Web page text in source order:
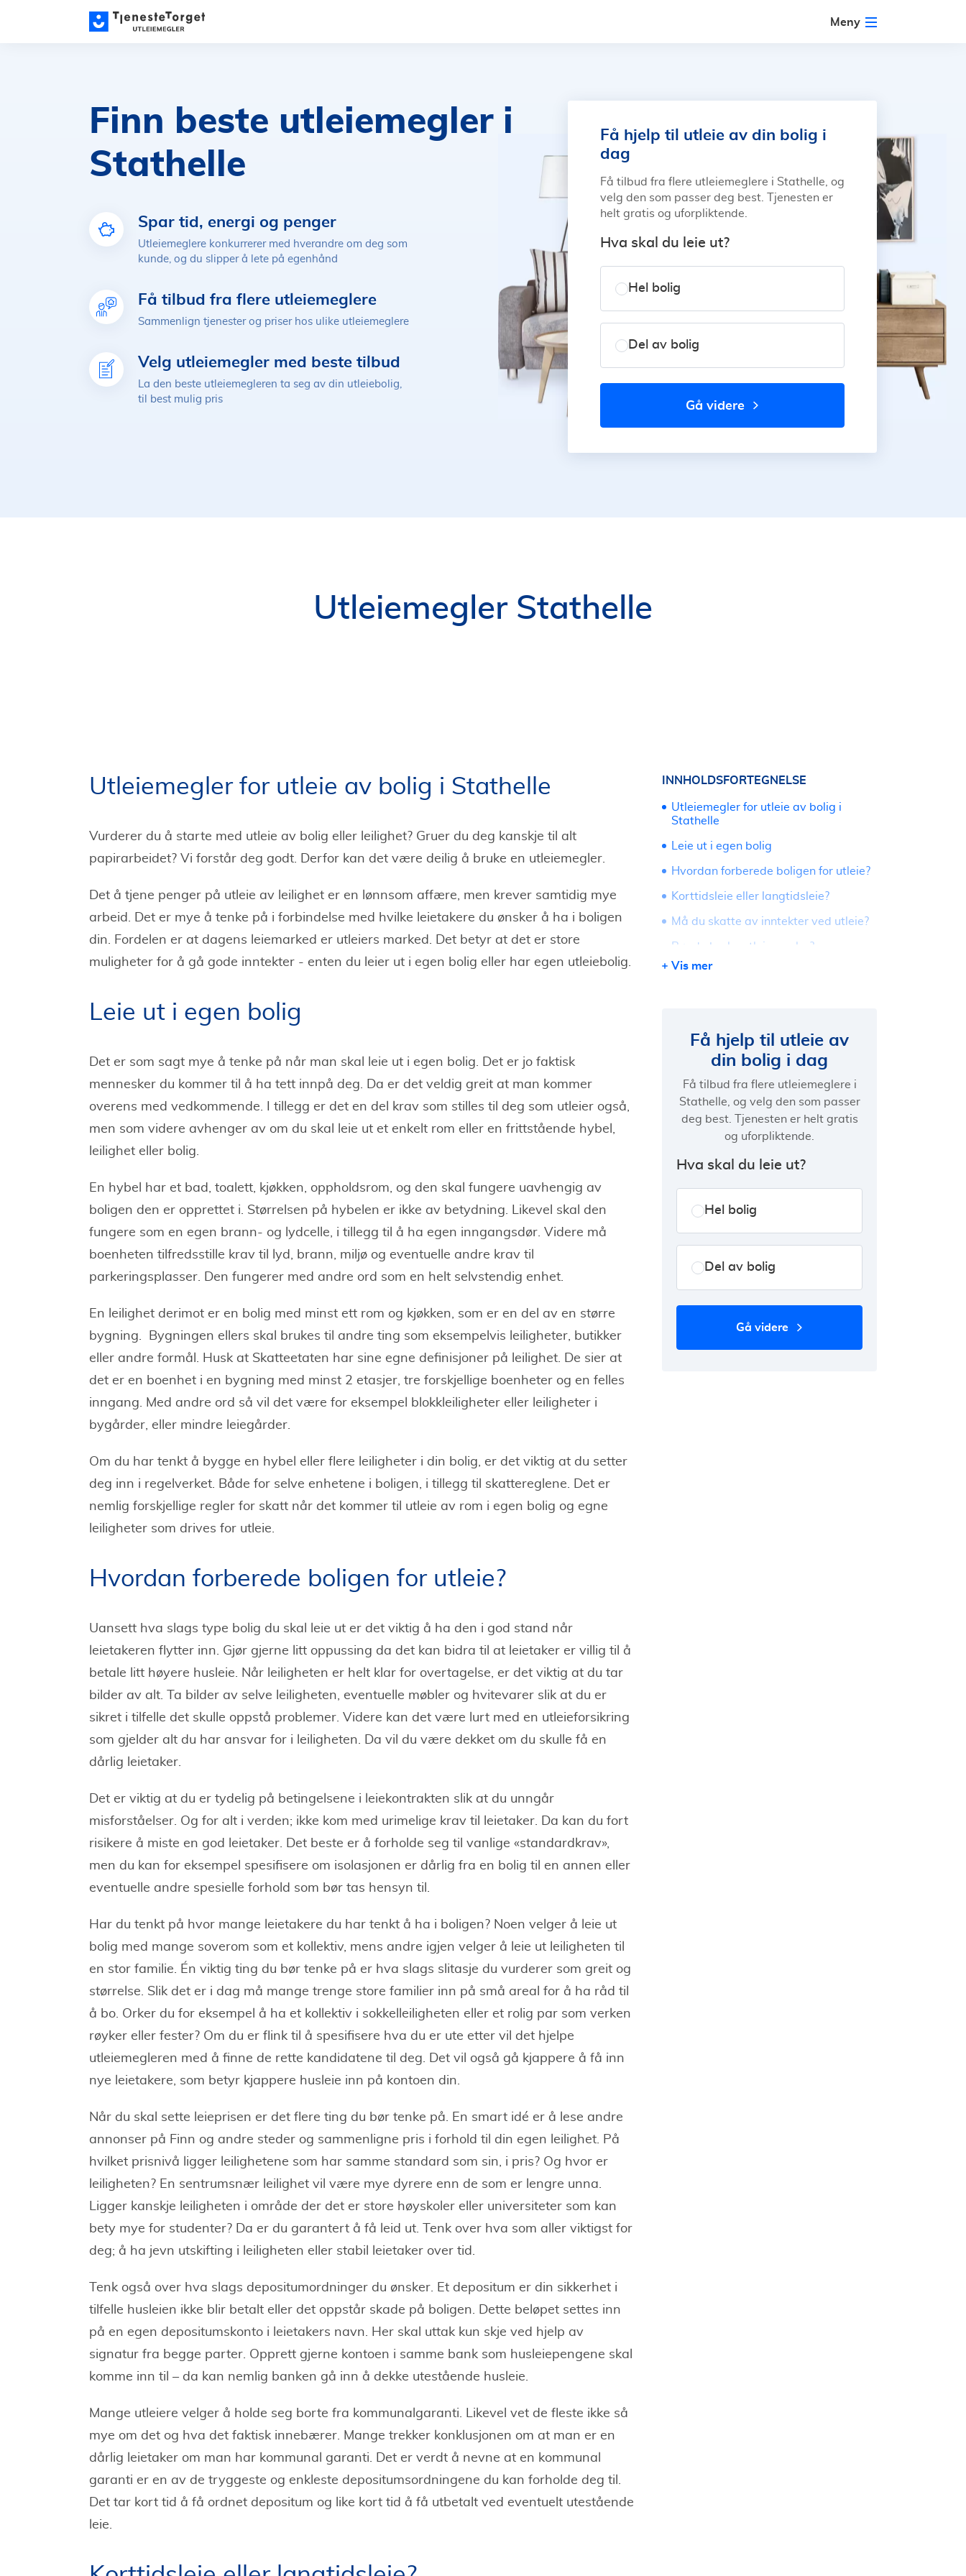
Meny
Finn beste utleiemegleri
Stathelle
Spar tid, energi og penger
Utleiemeglere konkurrerer med hverandre om deg som
kunde, og du slipper å lete på egenhånd
Få tilbud fra flere utleiemeglere
Sammenlign tjenester og priser hos ulike utleiemeglere
Velg utleiemegler med beste tilbud
La den beste utleiemegleren ta seg av din utleiebolig,
til best mulig pris
Få hjelp til utleie av din bolig i
dag
Få tilbud fra flere utleiemeglere i Stathelle, og
velg den som passer deg best. Tjenesten er
helt gratis og uforpliktende.
Hva skal du leie ut?
Hel bolig
Del av bolig
gå videre
Utleiemegler Stathelle
Utleiemegler for utleie av bolig i Stathelle
Vurderer du å starte med utleie av bolig eller leilighet? Gruer du deg kanskje til alt
papirarbeidet? Vi forstår deg godt. Derfor kan det være deilig å bruke en utleiemegler.
Det å tjene penger på utleie av leilighet er en lønnsom affære, men krever samtidig mye
arbeid. Det er mye å tenke på i forbindelse med hvilke leietakere du ønsker å ha i boligen
din. Fordelen er at dagens leiemarked er utleiers marked. Det betyr at det er store
muligheter for å gå gode inntekter - enten du leier ut i egen bolig eller har egen utleiebolig.
Leie ut i egen bolig
Det er som sagt mye å tenke på når man skal leie ut i egen bolig. Det er jo faktisk
mennesker du kommer til å ha tett innpå deg. Da er det veldig greit at man kommer
overens med vedkommende. I tillegg er det en del krav som stilles til deg som utleier også,
men som videre avhenger av om du skal leie ut et enkelt rom eller en frittstående hybel,
leilighet eller bolig.
En hybel har et bad, toalett, kjøkken, oppholdsrom, og den skal fungere uavhengig av
boligen den er opprettet i. Størrelsen på hybelen er ikke av betydning. Likevel skal den
fungere som en egen brann- og lydcelle, i tillegg til å ha egen inngangsdør. Videre må
boenheten tilfredsstille krav til lyd, brann, miljø og eventuelle andre krav til
parkeringsplasser. Den fungerer med andre ord som en helt selvstendig enhet.
En leilighet derimot er en bolig med minst ett rom og kjøkken, som er en del av en større
bygning. Bygningen ellers skal brukes til andre ting som eksempelvis leiligheter, butikker
eller andre formål. Husk at Skatteetaten har sine egne definisjoner på leilighet. De sier at
det er en boenhet i en bygning med minst 2 etasjer, tre forskjellige boenheter og en felles
inngang. Med andre ord så vil det være for eksempel blokkleiligheter eller leiligheter i
bygårder, eller mindre leiegårder.
Om du har tenkt å bygge en hybel eller flere leiligheter i din bolig, er det viktig at du setter
deg inn i regelverket. Både for selve enhetene i boligen, i tillegg til skattereglene. Det er
nemlig forskjellige regler for skatt når det kommer til utleie av rom i egen bolig og egne
leiligheter som drives for utleie.
Hvordan forberede boligen for utleie?
Uansett hva slags type bolig du skal leie ut er det viktig å ha den i god stand når
leietakeren flytter inn. Gjør gjerne litt oppussing da det kan bidra til at leietaker er villig til å
betale litt høyere husleie. Når leiligheten er helt klar for overtagelse, er det viktig at du tar
bilder av alt. Ta bilder av selve leiligheten, eventuelle møbler og hvitevarer slik at du er
sikret i tilfelle det skulle oppstå problemer. Videre kan det være lurt med en utleieforsikring
som gjelder alt du har ansvar for i leiligheten. Da vil du være dekket om du skulle få en
dårlig leietaker.
Det er viktig at du er tydelig på betingelsene i leiekontrakten slik at du unngår
misforståelser. Og for alt i verden; ikke kom med urimelige krav til leietaker. Da kan du fort
risikere å miste en god leietaker. Det beste er å forholde seg til vanlige «standardkrav»,
men du kan for eksempel spesifisere om isolasjonen er dårlig fra en bolig til en annen eller
eventuelle andre spesielle forhold som bør tas hensyn til.
Har du tenkt på hvor mange leietakere du har tenkt å ha i boligen? Noen velger å leie ut
bolig med mange soverom som et kollektiv, mens andre igjen velger å leie ut leiligheten til
en stor familie. Én viktig ting du bør tenke på er hva slags slitasje du vurderer som greit og
størrelse. Slik det er i dag må mange trenge store familier inn på små areal for å ha råd til
å bo. Orker du for eksempel å ha et kollektiv i sokkelleiligheten eller et rolig par som verken
røyker eller fester? Om du er flink til å spesifisere hva du er ute etter vil det hjelpe
utleiemegleren med å finne de rette kandidatene til deg. Det vil også gå kjappere å få inn
nye leietakere, som betyr kjappere husleie inn på kontoen din.
Når du skal sette leieprisen er det flere ting du bør tenke på. En smart idé er å lese andre
annonser på Finn og andre steder og sammenligne pris i forhold til din egen leilighet. På
hvilket prisnivå ligger leilighetene som har samme standard som sin, i pris? Og hvor er
leiligheten? En sentrumsnær leilighet vil være mye dyrere enn de som er lengre unna.
Ligger kanskje leiligheten i område der det er store høyskoler eller universiteter som kan
bety mye for studenter? Da er du garantert å få leid ut. Tenk over hva som aller viktigst for
deg; å ha jevn utskifting i leiligheten eller stabil leietaker over tid.
Tenk også over hva slags depositumordninger du ønsker. Et depositum er din sikkerhet i
tilfelle husleien ikke blir betalt eller det oppstår skade på boligen. Dette beløpet settes inn
på en egen depositumskonto i leietakers navn. Her skal uttak kun skje ved hjelp av
signatur fra begge parter. Opprett gjerne kontoen i samme bank som husleiepengene skal
komme inn til – da kan nemlig banken gå inn å dekke utestående husleie.
Mange utleiere velger å holde seg borte fra kommunalgaranti. Likevel vet de fleste ikke så
mye om det og hva det faktisk innebærer. Mange trekker konklusjonen om at man er en
dårlig leietaker om man har kommunal garanti. Det er verdt å nevne at en kommunal
garanti er en av de tryggeste og enkleste depositumsordningene du kan forholde deg til.
Det tar kort tid å få ordnet depositum og like kort tid å få utbetalt ved eventuelt utestående
leie.
INNHOLDSFORTEGNELSE
Utleiemegler for utleie av bolig i
Stathelle
Leie ut i egen bolig
Hvordan forberede boligen for utleie?
Korttidsleie eller langtidsleie?
Må du skatte av inntekter ved utleie?
Bør du bruke utleiemegler?
Vis mer
Få hjelp til utleie av
din bolig i dag
Få tilbud fra flere utleiemeglere i
Stathelle, og velg den som passer
deg best. Tjenesten er helt gratis
og uforpliktende.
Hva skal du leie ut?
Hel bolig
Del av bolig
gå videre